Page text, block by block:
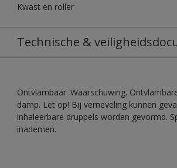
Kwast en roller
Technische &
Ontvlambaar. Waarschuwing.
damp. Let op! Bij verneveling kunnen
inhaleerbare druppels worden gevormd.
inademen.